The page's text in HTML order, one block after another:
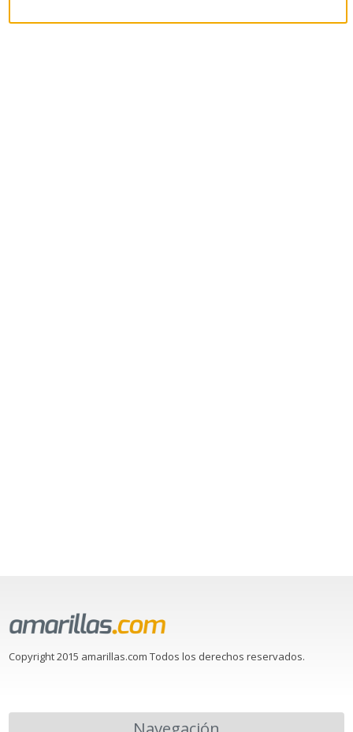
Copyright 2015 amarillas.com Todos los derechos reservados.